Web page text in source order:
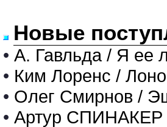
Новые
• А. Гавльда / Я ее
• Ким Лоренс /
• Олег Смирнов /
• Артур СПИНАКЕР